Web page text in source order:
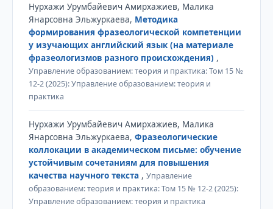
Нурхажи Урумбайевич Амирхажиев, Малика
Янарсовна Эльжуркаева, Методика
формирования фразеологической компетенции
у изучающих английский язык (на материале
фразеологизмов разного происхождения) ,
Управление образованием: теория и практика: Том 15 №
12-2 (2025): Управление образованием: теория и
практика
Нурхажи Урумбайевич Амирхажиев, Малика
Янарсовна Эльжуркаева, Фразеологические
коллокации в академическом письме: обучение
устойчивым сочетаниям для повышения
качества научного текста , Управление
образованием: теория и практика: Том 15 № 12-2 (2025):
Управление образованием: теория и практика